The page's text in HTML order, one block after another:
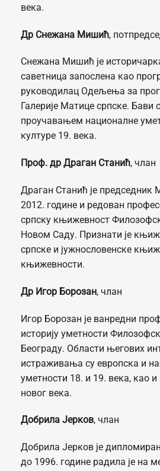
века.
Др Снежана Мишић,
Снежана Мишић је
саветница запослена као
руководилац Одељења за
Галерије Матице српске.
проучавањем националне
културе 19. века.
Проф. др Драган Станић, члан
Драган Станић је председник
2012. године и редован
српску књижевност
Новом Саду. Признати је
српске и јужнословенске
књижевности.
Др Игор Борозан, члан
Игор Борозан је ванредни
историју уметности
Београду. Области његових
истраживања су европска и
уметности 18. и 19. века, као и
новог века.
Добрила Јерков, члан
Добрила Јерков је
до 1996. године радила је на